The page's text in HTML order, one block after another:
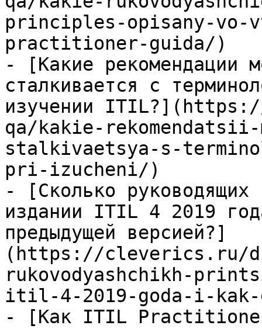
principles-opisany-
practitioner-guida/)
- [Какие рекомендации
сталкивается с
изучении
qa/kakie-
stalkivaetsya-s-
pri-izucheni/)
- [Сколько
издании ITIL 4 2019
предыдущей версией?]
(https://cleverics.ru/
rukovodyashchikh-
itil-4-2019-goda-i-
- [Как ITIL Practitioner